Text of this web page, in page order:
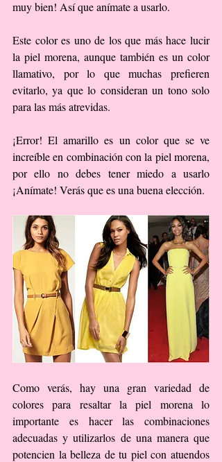
muy bien! Así que anímate a usarlo.
Este color es uno de los que más hace lucir
la piel morena, aunque también es un color
llamativo, por lo que muchas prefieren
evitarlo, ya que lo consideran un tono solo
para las más atrevidas.
¡Error! El amarillo es un color que se ve
increíble en combinación con la piel morena,
por ello no debes tener miedo a usarlo
¡Anímate! Verás que es una buena elección.
Como verás, hay una gran variedad de
colores para resaltar la piel morena lo
importante es hacer las combinaciones
adecuadas y utilizarlos de una manera que
potencien la belleza de tu piel con atuendos